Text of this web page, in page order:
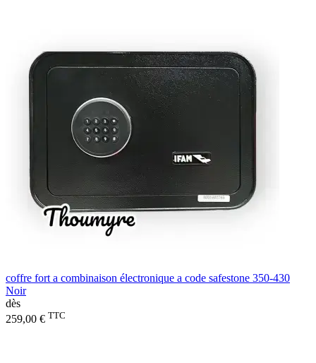
coffre fort a combinaison électronique a code safestone 350-430
Noir
dès
259,00 € TTC